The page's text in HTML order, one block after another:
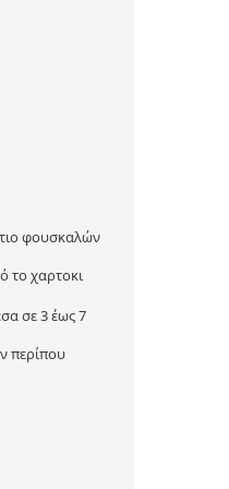
φουσκαλών
το χαρτοκι
σε 3 έως 7
περίπου